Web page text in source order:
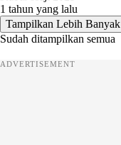
1 tahun yang lalu
Tampilkan Lebih Banyak
Sudah ditampilkan semua
ADVERTISEMENT